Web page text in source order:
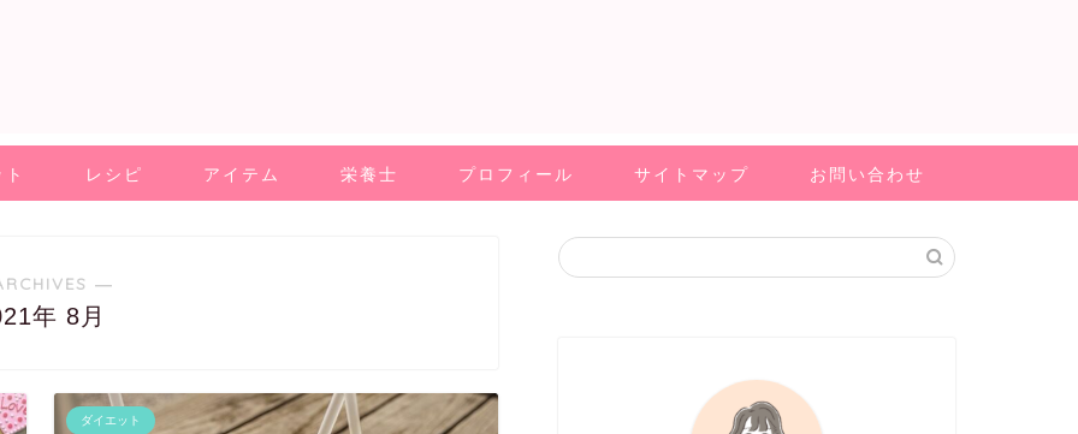
レシピ アイテム 栄養士 プロフィール サイトマップ お問い合わせ
―
年 8月
ダイエット